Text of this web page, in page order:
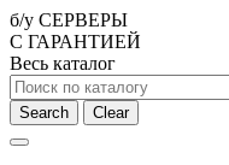
б/у СЕРВЕРЫ
С ГАРАНТИЕЙ
Весь каталог
Search Clear